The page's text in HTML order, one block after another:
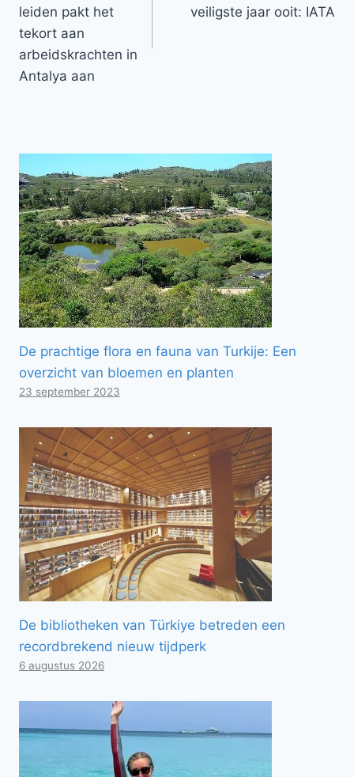
leiden pakt het
tekort aan
arbeidskrachten in
Antalya aan
veiligste jaar ooit: IATA
De prachtige flora en fauna van Turkije: Een
overzicht van bloemen en planten
23 september 2023
De bibliotheken van Türkiye betreden een
recordbrekend nieuw tijdperk
6 augustus 2026